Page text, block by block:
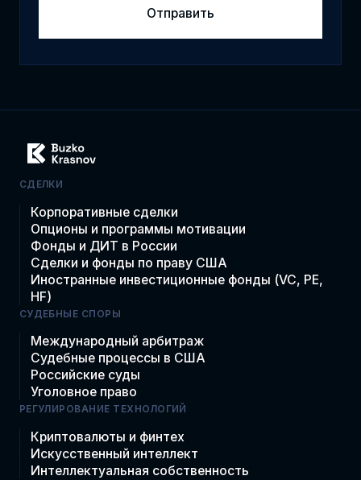
СДЕЛКИ
Корпоративные сделки
Опционы и программы мотивации
Фонды и ДИТ в России
Сделки и фонды по праву США
Иностранные инвестиционные фонды (VC, PE,
HF)
СУДЕБНЫЕ СПОРЫ
Международный арбитраж
Судебные процессы в США
Российские суды
Уголовное право
РЕГУЛИРОВАНИЕ ТЕХНОЛОГИЙ
Криптовалюты и финтех
Искусственный интеллект
Интеллектуальная собственность